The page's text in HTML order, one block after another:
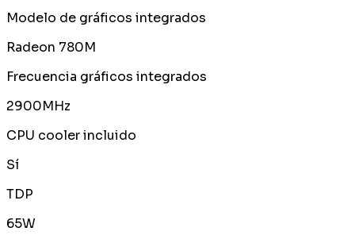
Modelo de gráficos integrados
Radeon 780M
Frecuencia gráficos integrados
2900MHz
CPU cooler incluido
Sí
TDP
65W